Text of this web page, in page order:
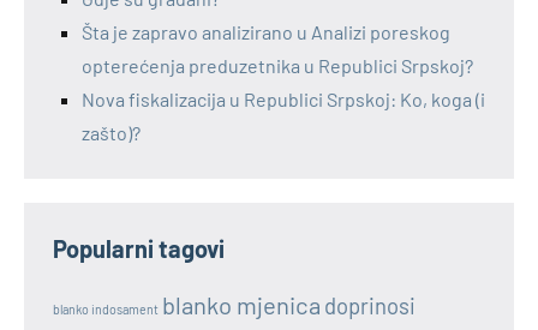
Šta je zapravo analizirano u Analizi poreskog
opterećenja preduzetnika u Republici Srpskoj?
Nova fiskalizacija u Republici Srpskoj: Ko, koga (i
zašto)?
Popularni tagovi
blanko indosament blanko mjenica doprinosi